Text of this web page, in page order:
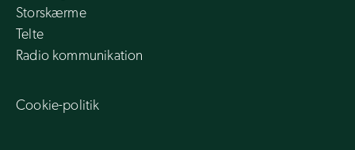
Storskærme
Telte
Radio kommunikation
Cookie-politik